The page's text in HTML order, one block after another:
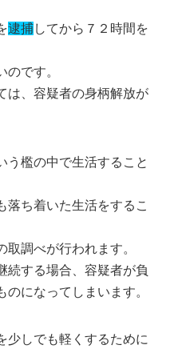
逮捕してから７２時間を
のです。
は、容疑者の身柄解放が
う檻の中で生活すること
落ち着いた生活をするこ
取調べが行われます。
続する場合、容疑者が負
になってしまいます。
少しでも軽くするために